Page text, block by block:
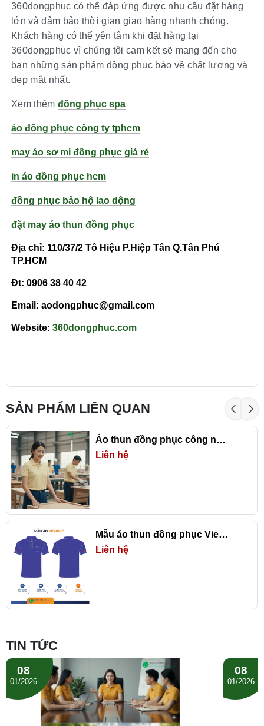
360dongphuc có thể đáp ứng được nhu cầu đặt hàng
lớn và đảm bảo thời gian giao hàng nhanh chóng.
Khách hàng có thể yên tâm khi đặt hàng tại
360dongphuc vì chúng tôi cam kết sẽ mang đến cho
bạn những sản phẩm đồng phục bảo vệ chất lượng và
đẹp mắt nhất.
Xem thêm đồng phục spa
áo đồng phục công ty tphcm
may áo sơ mi đồng phục giá rẻ
in áo đồng phục hcm
đồng phục bảo hộ lao dộng
đặt may áo thun đồng phục
Địa chỉ: 110/37/2 Tô Hiệu P.Hiệp Tân Q.Tân Phú
TP.HCM
Đt: 0906 38 40 42
Email: aodongphuc@gmail.com
Website: 360dongphuc.com
SẢN PHẨM LIÊN QUAN
Áo thun đồng phục công nhân – Mặc thoải mái, làm việc hiệu quả mỗi ngày
Liên hệ
Mẫu áo thun đồng phục Vienovo
Liên hệ
TIN TỨC
08
01/2026
08
01/2026